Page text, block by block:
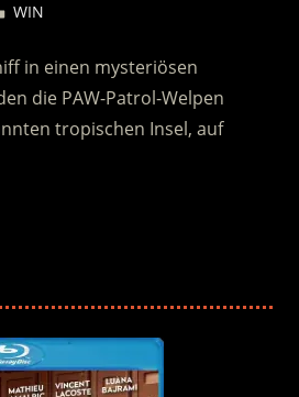
Desiree
WIN
in einen mysteriösen
die PAW-Patrol-Welpen
tropischen Insel, auf